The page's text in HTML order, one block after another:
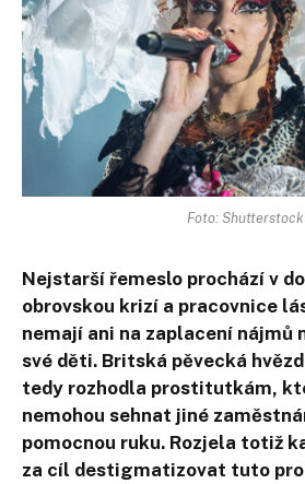
Foto: Shutterstock
Nejstarší řemeslo prochází v
obrovskou krizí a pracovnice
nemají ani na zaplacení nájmů
své děti. Britská pěvecká
tedy rozhodla prostitutkám,
nemohou sehnat jiné
pomocnou ruku. Rozjela totiž
za cíl destigmatizovat tuto